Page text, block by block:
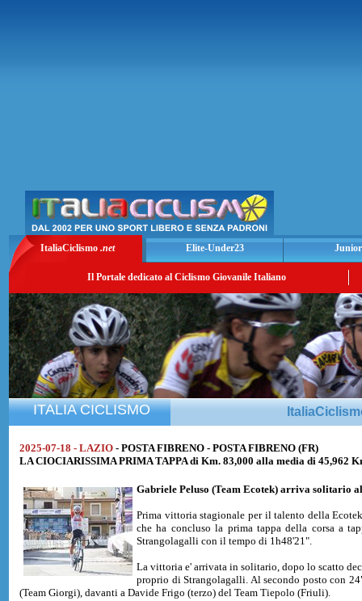
ItaliaCiclismo .net Elite-Under23
Il Portale dedicato al Ciclismo Giovanile Italiano
ITALIA CICLISMO
2025-07-18 - LAZIO - POSTA FIBRENO - POSTA FIBRENO (FR)
LA CIOCIARISSIMA PRIMA TAPPA di Km. 83,000 alla media di 45,962
Gabriele Peluso (Team Ecotek) arriva solitario
Prima vittoria stagionale per il talento della
che ha concluso la prima tappa della corsa a
Strangolagalli con il tempo di 1h48'21".
La vittoria e' arrivata in solitario, dopo lo scatto
proprio di Strangolagalli. Al secondo posto con
(Team Giorgi), davanti a Davide Frigo (terzo) del Team Tiepolo (Friuli).